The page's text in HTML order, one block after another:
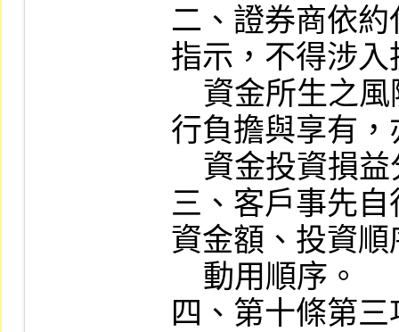
二、證券商依
指示，不得涉
行負擔與享有
三、客戶事先
資金額、投資
四、第十條第